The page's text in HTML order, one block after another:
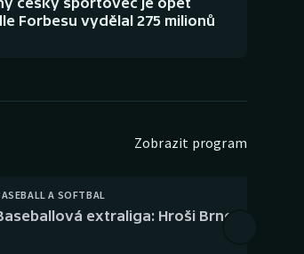
Forbesu vydělal 275 milionů
Zobrazit program
A SOFTBAL
extraliga: Hroši Brno – Eagles